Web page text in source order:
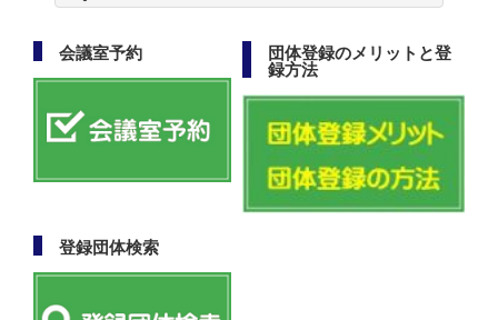
会議室予約
団体登録のメリットと登
録方法
登録団体検索